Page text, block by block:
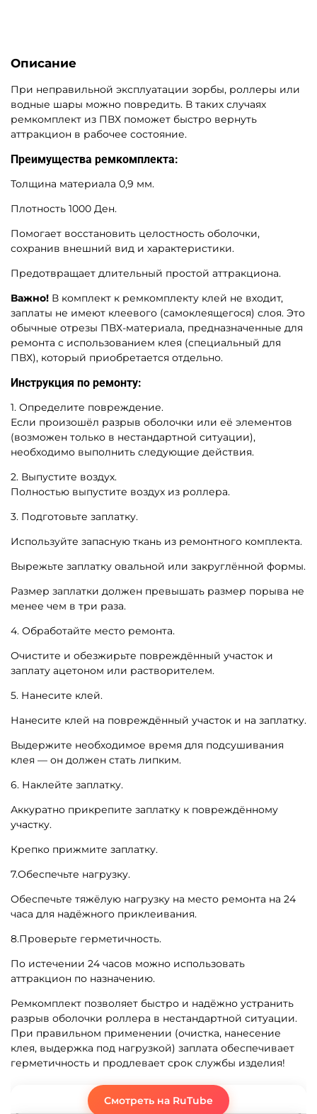
Описание
При неправильной эксплуатации зорбы, роллеры или
водные шары можно повредить. В таких случаях
ремкомплект из ПВХ поможет быстро вернуть
аттракцион в рабочее состояние.
Преимущества ремкомплекта:
Толщина материала 0,9 мм.
Плотность 1000 Ден.
Помогает восстановить целостность оболочки,
сохранив внешний вид и характеристики.
Предотвращает длительный простой аттракциона.
Важно! В комплект к ремкомплекту клей не входит,
заплаты не имеют клеевого (самоклеящегося) слоя. Это
обычные отрезы ПВХ-материала, предназначенные для
ремонта с использованием клея (специальный для
ПВХ), который приобретается отдельно.
Инструкция по ремонту:
1. Определите повреждение.
Если произошёл разрыв оболочки или её элементов
(возможен только в нестандартной ситуации),
необходимо выполнить следующие действия.
2. Выпустите воздух.
Полностью выпустите воздух из роллера.
3. Подготовьте заплатку.
Используйте запасную ткань из ремонтного комплекта.
Вырежьте заплатку овальной или закруглённой формы.
Размер заплатки должен превышать размер порыва не
менее чем в три раза.
4. Обработайте место ремонта.
Очистите и обезжирьте повреждённый участок и
заплату ацетоном или растворителем.
5. Нанесите клей.
Нанесите клей на повреждённый участок и на заплатку.
Выдержите необходимое время для подсушивания
клея — он должен стать липким.
6. Наклейте заплатку.
Аккуратно прикрепите заплатку к повреждённому
участку.
Крепко прижмите заплатку.
7.Обеспечьте нагрузку.
Обеспечьте тяжёлую нагрузку на место ремонта на 24
часа для надёжного приклеивания.
8.Проверьте герметичность.
По истечении 24 часов можно использовать
аттракцион по назначению.
Ремкомплект позволяет быстро и надёжно устранить
разрыв оболочки роллера в нестандартной ситуации.
При правильном применении (очистка, нанесение
клея, выдержка под нагрузкой) заплата обеспечивает
герметичность и продлевает срок службы изделия!
Смотреть на RuTube